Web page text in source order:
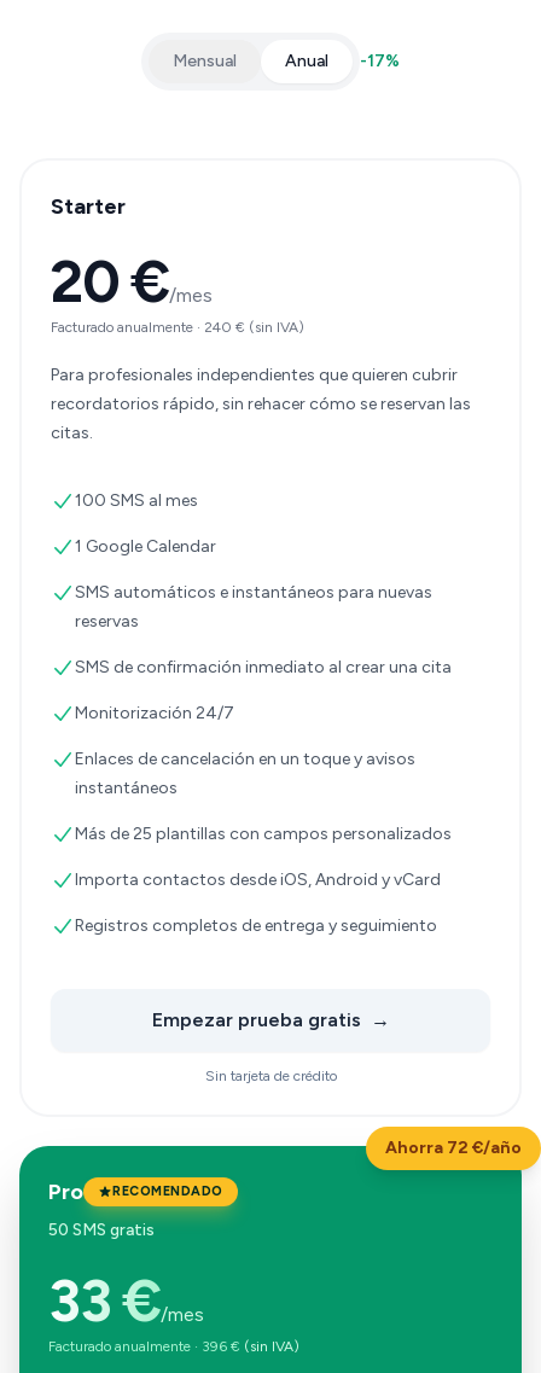
Mensual Anual -17%
Starter
20 €/mes
Facturado anualmente · 240 € (sin IVA)
Para profesionales independientes que quieren cubrir
recordatorios rápido, sin rehacer cómo se reservan las
citas.
100 SMS al mes
1 Google Calendar
SMS automáticos e instantáneos para nuevas
reservas
SMS de confirmación inmediato al crear una cita
Monitorización 24/7
Enlaces de cancelación en un toque y avisos
instantáneos
Más de 25 plantillas con campos personalizados
Importa contactos desde iOS, Android y vCard
Registros completos de entrega y seguimiento
Empezar prueba gratis →
Sin tarjeta de crédito
Ahorra 72 €/año
Pro RECOMENDADO
50 SMS gratis
33 €/mes
Facturado anualmente · 396 € (sin IVA)